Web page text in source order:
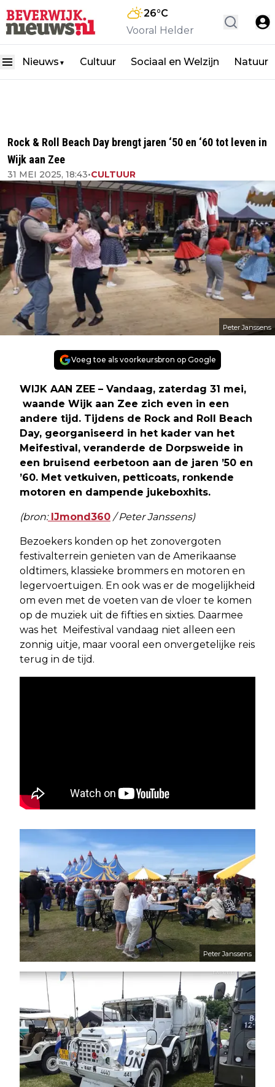
26°C
Vooral Helder
Nieuws ▼ Cultuur Sociaal en Welzijn Natuur
Rock & Roll Beach Day brengt jaren ‘50 en ‘60 tot leven in
Wijk aan Zee
31 MEI 2025, 18:43•CULTUUR
Peter Janssens
Voeg toe als voorkeursbron op Google
WIJK AAN ZEE – Vandaag, zaterdag 31 mei,
waande Wijk aan Zee zich even in een
andere tijd. Tijdens de Rock and Roll Beach
Day, georganiseerd in het kader van het
Meifestival, veranderde de Dorpsweide in
een bruisend eerbetoon aan de jaren ’50 en
’60. Met vetkuiven, petticoats, ronkende
motoren en dampende jukeboxhits.
(bron:IJmond360 / Peter Janssens)
Bezoekers konden op het zonovergoten
festivalterrein genieten van de Amerikaanse
oldtimers, klassieke brommers en motoren en
legervoertuigen. En ook was er de mogelijkheid
om even met de voeten van de vloer te komen
op de muziek uit de fifties en sixties. Daarmee
was het Meifestival vandaag niet alleen een
zonnig uitje, maar vooral een onvergetelijke reis
terug in de tijd.
Peter Janssens